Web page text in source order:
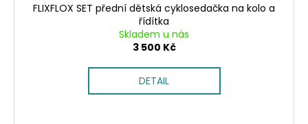
FLIXFLOX SET přední dětská cyklosedačka na kolo a
řídítka
Skladem u nás
3 500 Kč
DETAIL